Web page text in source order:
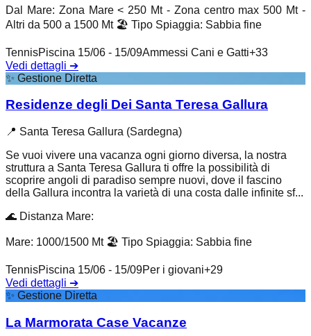
Dal Mare: Zona Mare < 250 Mt - Zona centro max 500 Mt -
Altri da 500 a 1500 Mt 🏖️ Tipo Spiaggia: Sabbia fine
TennisPiscina 15/06 - 15/09Ammessi Cani e Gatti+33
Vedi dettagli ➔
✨ Gestione Diretta
Residenze degli Dei Santa Teresa Gallura
📍 Santa Teresa Gallura (Sardegna)
Se vuoi vivere una vacanza ogni giorno diversa, la nostra
struttura a Santa Teresa Gallura ti offre la possibilità di
scoprire angoli di paradiso sempre nuovi, dove il fascino
della Gallura incontra la varietà di una costa dalle infinite sf...
🌊 Distanza Mare:
Mare: 1000/1500 Mt 🏖️ Tipo Spiaggia: Sabbia fine
TennisPiscina 15/06 - 15/09Per i giovani+29
Vedi dettagli ➔
✨ Gestione Diretta
La Marmorata Case Vacanze